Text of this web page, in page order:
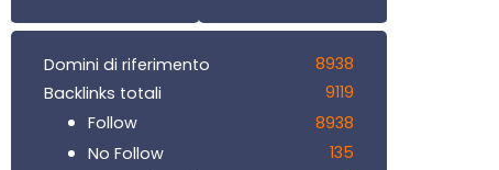
Domini di riferimento
8938
Backlinks totali
9119
Follow
8938
No Follow
135